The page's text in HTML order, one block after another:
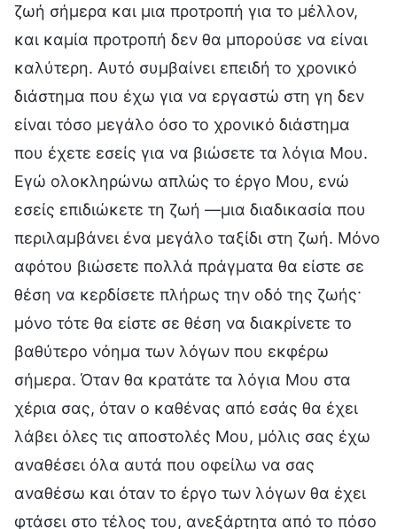
ζωή σήμερα και μια προτροπή για το μέλλον,
και καμία προτροπή δεν θα μπορούσε να είναι
καλύτερη. Αυτό συμβαίνει επειδή το χρονικό
διάστημα που έχω για να εργαστώ στη γη δεν
είναι τόσο μεγάλο όσο το χρονικό διάστημα
που έχετε εσείς για να βιώσετε τα λόγια Μου.
Εγώ ολοκληρώνω απλώς το έργο Μου, ενώ
εσείς επιδιώκετε τη ζωή —μια διαδικασία που
περιλαμβάνει ένα μεγάλο ταξίδι στη ζωή. Μόνο
αφότου βιώσετε πολλά πράγματα θα είστε σε
θέση να κερδίσετε πλήρως την οδό της ζωής·
μόνο τότε θα είστε σε θέση να διακρίνετε το
βαθύτερο νόημα των λόγων που εκφέρω
σήμερα. Όταν θα κρατάτε τα λόγια Μου στα
χέρια σας, όταν ο καθένας από εσάς θα έχει
λάβει όλες τις αποστολές Μου, μόλις σας έχω
αναθέσει όλα αυτά που οφείλω να σας
αναθέσω και όταν το έργο των λόγων θα έχει
φτάσει στο τέλος του, ανεξάρτητα από το πόσο